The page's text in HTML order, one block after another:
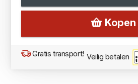
Kopen
Gratis transport! Veilig betalen